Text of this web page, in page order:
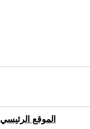
الموقع الرئيسي